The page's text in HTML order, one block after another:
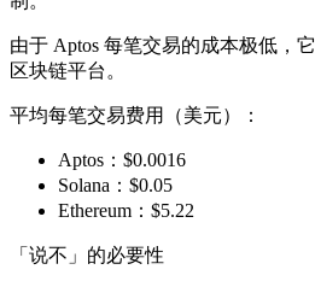
由于 Aptos 每笔交易的成本极低，
区块链平台。
平均每笔交易费用（美元）：
Aptos：$0.0016
Solana：$0.05
Ethereum：$5.22
「说不」的必要性